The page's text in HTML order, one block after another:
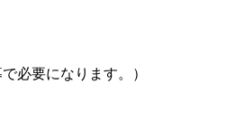
必要になります。）